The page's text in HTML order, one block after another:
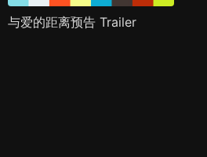
与爱的距离预告 Trailer